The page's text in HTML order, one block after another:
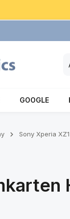
GOOGLE
Sony Xperia